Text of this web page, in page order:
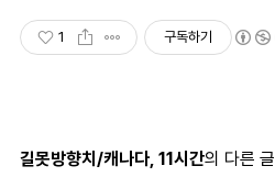
1 구독하기
길못방향치/캐나다, 11시간의 다른 글